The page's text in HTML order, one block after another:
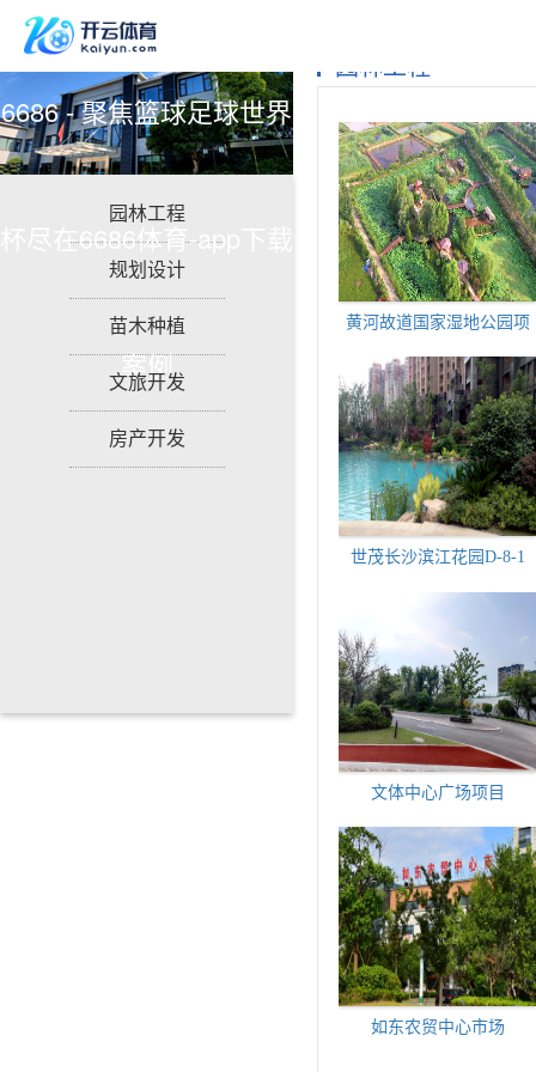
6686 - 聚焦篮球足球世界
杯尽在6686体育-app下载
案例
园林工程
规划设计
苗木种植
文旅开发
房产开发
园林工程
黄河故道国家湿地公园项
世茂长沙滨江花园D-8-1
文体中心广场项目
如东农贸中心市场